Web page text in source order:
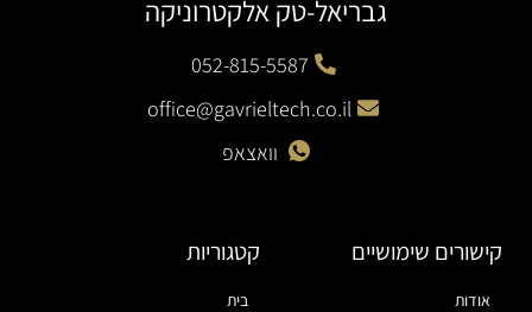
גבריאל-טק אלקטרוניקה
052-815-5587
office@gavrieltech.co.il
וואצאפ
קישורים שימושיים
אודות
קטגוריות
בית